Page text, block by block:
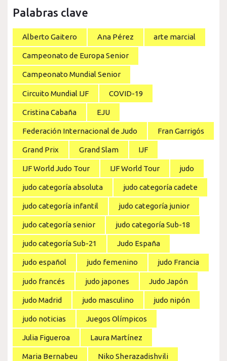
Palabras clave
Alberto Gaitero Ana Pérez arte marcial
Campeonato de Europa Senior
Campeonato Mundial Senior
Circuito Mundial IJF COVID-19
Cristina Cabaña EJU
Federación Internacional de Judo Fran Garrigós
Grand Prix Grand Slam IJF
IJF World Judo Tour IJF World Tour judo
judo categoría absoluta judo categoría cadete
judo categoría infantil judo categoría junior
judo categoría senior judo categoría Sub-18
judo categoría Sub-21 Judo España
judo español judo femenino judo Francia
judo francés judo japones Judo Japón
judo Madrid judo masculino judo nipón
judo noticias Juegos Olímpicos
Julia Figueroa Laura Martínez
Maria Bernabeu Niko Sherazadishvili